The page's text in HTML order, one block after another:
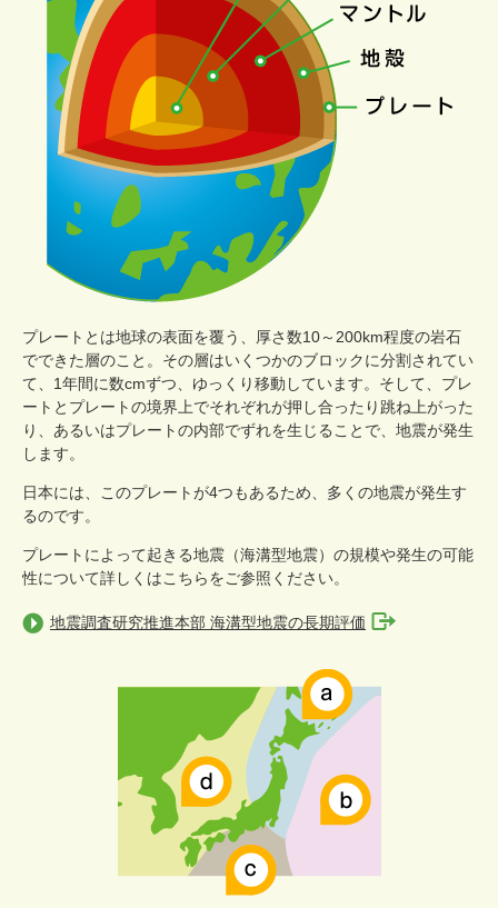
プレートとは地球の表面を覆う、厚さ数10～200km程度の岩石
でできた層のこと。その層はいくつかのブロックに分割されてい
て、1年間に数cmずつ、ゆっくり移動しています。そして、プレ
ートとプレートの境界上でそれぞれが押し合ったり跳ね上がった
り、あるいはプレートの内部でずれを生じることで、地震が発生
します。
日本には、このプレートが4つもあるため、多くの地震が発生す
るのです。
プレートによって起きる地震（海溝型地震）の規模や発生の可能
性について詳しくはこちらをご参照ください。
地震調査研究推進本部 海溝型地震の長期評価